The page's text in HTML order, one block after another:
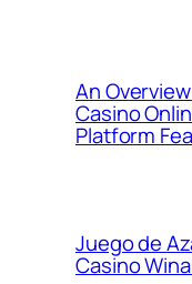
An
Casino
Platform
Juego de
Casino